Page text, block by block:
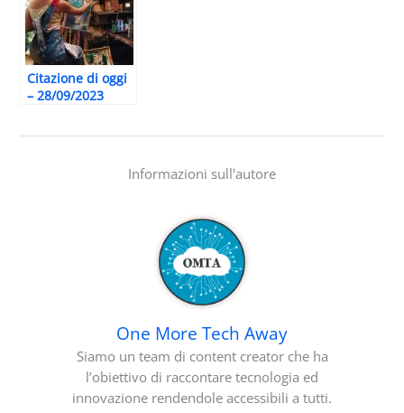
Citazione di oggi
– 28/09/2023
Informazioni sull'autore
One More Tech Away
Siamo un team di content creator che ha
l’obiettivo di raccontare tecnologia ed
innovazione rendendole accessibili a tutti.